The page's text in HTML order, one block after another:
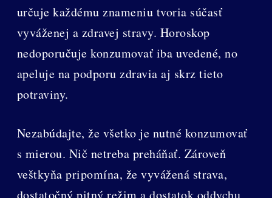
určuje každému znameniu tvoria súčasť
vyváženej a zdravej stravy. Horoskop
nedoporučuje konzumovať iba uvedené, no
apeluje na podporu zdravia aj skrz tieto
potraviny.
Nezabúdajte, že všetko je nutné konzumovať
s mierou. Nič netreba preháňať. Zároveň
veštkyňa pripomína, že vyvážená strava,
dostatočný pitný režim a dostatok oddychu